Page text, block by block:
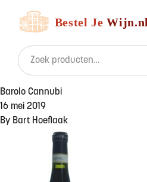
Search for:
Barolo Cannubi
16 mei 2019
By Bart Hoeflaak